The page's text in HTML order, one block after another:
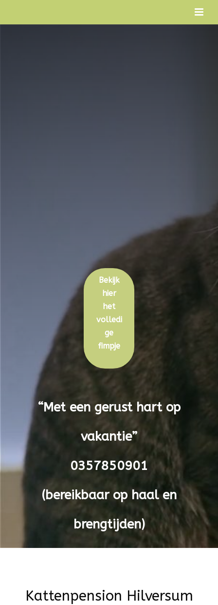
Bekijk
hier
het
volledi
ge
fimpje
“Met een gerust hart op
vakantie”
0357850901
(bereikbaar op haal en
brengtijden)
Kattenpension Hilversum